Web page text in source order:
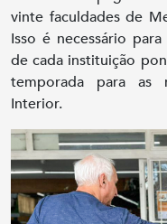
vinte faculdades de
Isso é necessário
de cada instituição
temporada para as
Interior.